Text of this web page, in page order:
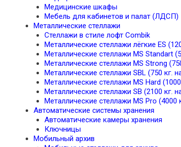
Медицинские шкафы
Мебель для кабинетов и палат (ЛДСП)
Металлические стеллажи
Стеллажи в стиле лофт Combik
Металлические стеллажи лёгкие ES
Металлические стеллажи MS Standart
Металлические стеллажи MS Strong
Металлические стеллажи SBL (750 кг.
Металлические стеллажи MS Hard
Металлические стеллажи SB (2100 кг.
Металлические стеллажи MS Pro (4000
Автоматические системы хранения
Автоматические камеры хранения
Ключницы
Мобильный архив